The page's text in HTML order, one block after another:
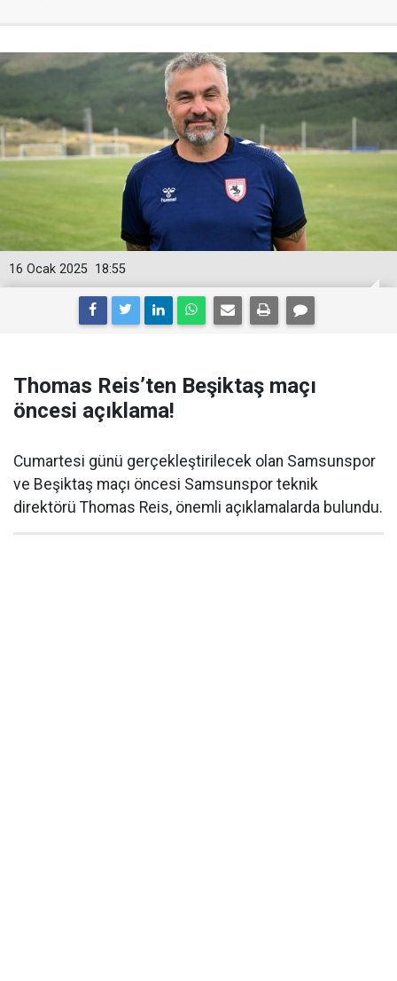
18:55
16 Ocak 2025
Thomas Reis’ten Beşiktaş maçı
öncesi açıklama!
Cumartesi günü gerçekleştirilecek olan Samsunspor
ve Beşiktaş maçı öncesi Samsunspor teknik
direktörü Thomas Reis, önemli açıklamalarda bulundu.